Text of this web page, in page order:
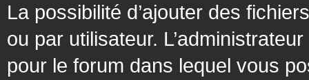
La possibilité d’ajouter des
ou par utilisateur.
pour le forum dans lequel vous